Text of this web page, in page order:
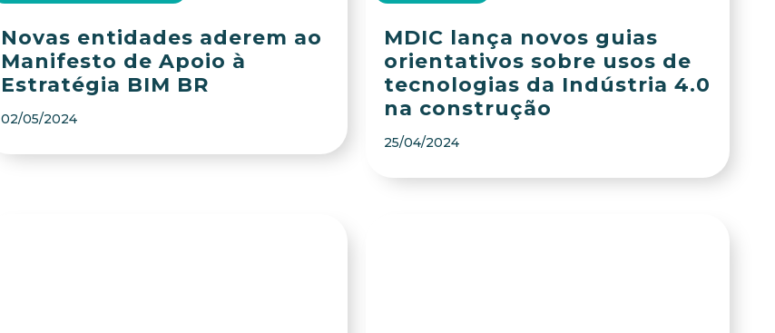
Novas entidades aderem ao
Manifesto de Apoio à
Estratégia BIM BR
02/05/2024
MDIC lança novos guias
orientativos sobre usos de
tecnologias da Indústria 4.0
na construção
25/04/2024